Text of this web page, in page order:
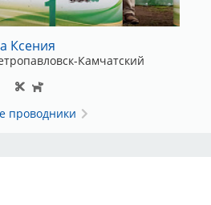
Ксения
Камчатский
проводники